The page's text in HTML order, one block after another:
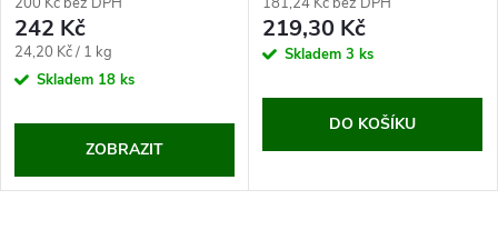
242 Kč
Měrná
cena:
24,20 Kč / 1 kg
Skladem 18 ks
ZOBRAZIT
219,30 Kč
Skladem 3 ks
DO KOŠÍKU